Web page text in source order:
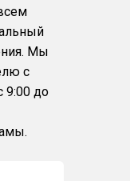
Мы
с
9:00 до